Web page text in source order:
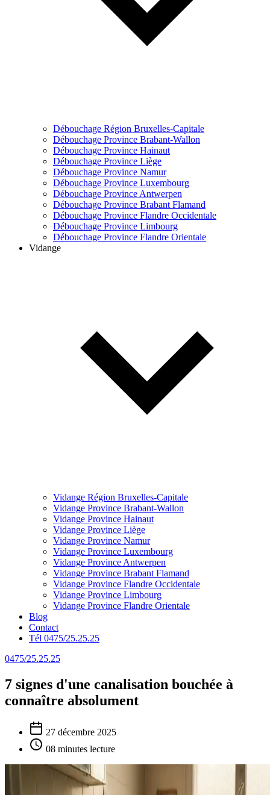
Débouchage Région Bruxelles-Capitale
Débouchage Province Brabant-Wallon
Débouchage Province Hainaut
Débouchage Province Liège
Débouchage Province Namur
Débouchage Province Luxembourg
Débouchage Province Antwerpen
Débouchage Province Brabant Flamand
Débouchage Province Flandre Occidentale
Débouchage Province Limbourg
Débouchage Province Flandre Orientale
Vidange
Vidange Région Bruxelles-Capitale
Vidange Province Brabant-Wallon
Vidange Province Hainaut
Vidange Province Liège
Vidange Province Namur
Vidange Province Luxembourg
Vidange Province Antwerpen
Vidange Province Brabant Flamand
Vidange Province Flandre Occidentale
Vidange Province Limbourg
Vidange Province Flandre Orientale
Blog
Contact
Tél 0475/25.25.25
0475/25.25.25
7 signes d'une canalisation bouchée à
connaître absolument
27 décembre 2025
08 minutes lecture